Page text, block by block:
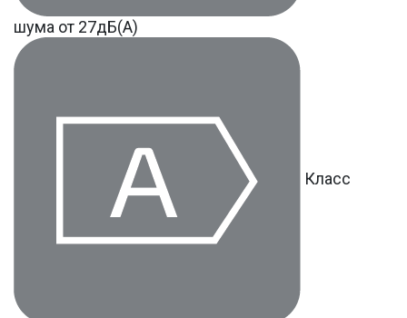
шума от 27дБ(А)
Класс